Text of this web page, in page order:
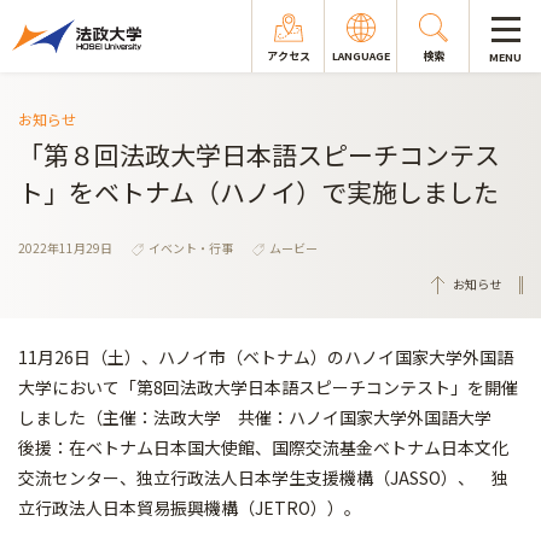
アクセス LANGUAGE 検索 MENU
お知らせ
「第８回法政大学日本語スピーチコンテス
ト」をベトナム（ハノイ）で実施しました
2022年11月29日 イベント・行事
ムービー
お知らせ
11月26日（土）、ハノイ市（ベトナム）のハノイ国家大学外国語
大学において「第8回法政大学日本語スピーチコンテスト」を開催
しました（主催：法政大学 共催：ハノイ国家大学外国語大学
後援：在ベトナム日本国大使館、国際交流基金ベトナム日本文化
交流センター、独立行政法人日本学生支援機構（JASSO）、 独
立行政法人日本貿易振興機構（JETRO））。